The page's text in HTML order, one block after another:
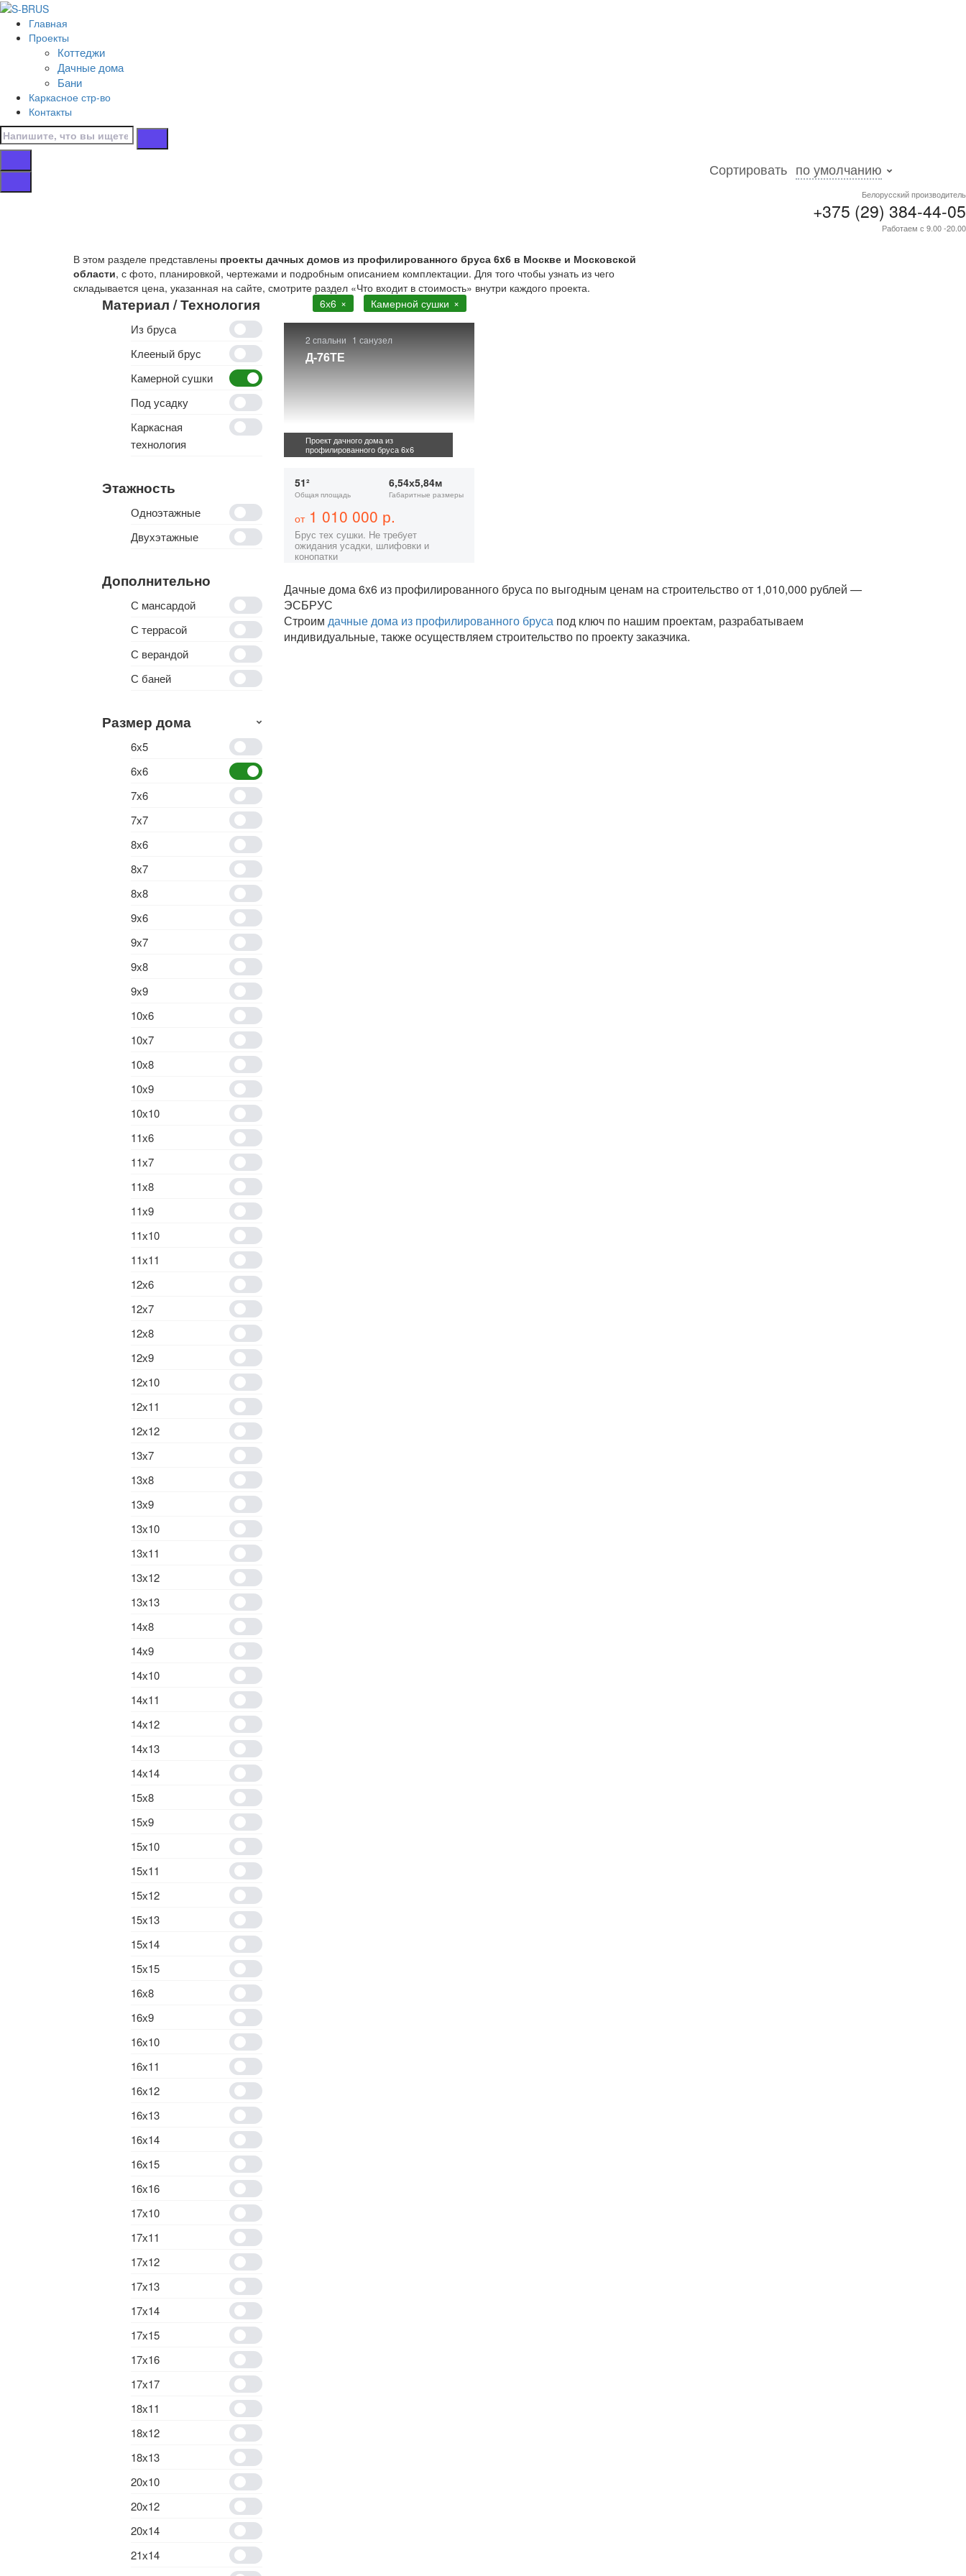
Перейти к контенту
Главная
Проекты
Коттеджи
Дачные дома
Бани
Каркасное стр-во
Контакты
Белорусский производитель
+375 (29) 384-44-05
Работаем с 9.00 -20.00
Дачные дома
/
Из профилированного бруса
/
Сортировать по умолчанию
В этом разделе представлены проекты дачных домов из профилированного бруса 6x6 в Москве и Московской
области, с фото, планировкой, чертежами и подробным описанием комплектации. Для того чтобы узнать из чего
складывается цена, указанная на сайте, смотрите раздел «Что входит в стоимость» внутри каждого проекта.
Материал / Технология
Из бруса
Клееный брус
Камерной сушки
Под усадку
Каркасная
технология
Этажность
Одноэтажные
Двухэтажные
Дополнительно
С мансардой
С террасой
С верандой
С баней
Размер дома
6х5
6х6
7х6
7х7
8х6
8х7
8х8
9x6
9х7
9х8
9х9
10х6
10х7
10х8
10х9
10х10
11х6
11х7
11х8
11х9
11х10
11х11
12х6
12х7
12х8
12х9
12х10
12х11
12х12
13х7
13х8
13х9
13х10
13х11
13х12
13х13
14х8
14х9
14х10
14х11
14х12
14х13
14х14
15х8
15х9
15х10
15х11
15х12
15х13
15х14
15х15
16х8
16х9
16х10
16х11
16х12
16х13
16х14
16х15
16х16
17х10
17х11
17х12
17х13
17х14
17х15
17х16
17х17
18х11
18х12
18х13
20х10
20х12
20х14
21х14
6х6 Камерной сушки
2 спальни 1 санузел
Д-76ТЕ
Проект дачного дома из
профилированного бруса 6x6
51²
Общая площадь
6,54х5,84м
Габаритные размеры
от1 010 000 р.
Брус тех сушки. Не требует
ожидания усадки, шлифовки и
конопатки
Дачные дома 6x6 из профилированного бруса по выгодным ценам на строительство от 1,010,000 рублей —
ЭСБРУС
Строим дачные дома из профилированного брусапод ключ по нашим проектам, разрабатываем
индивидуальные, также осуществляем строительство по проекту заказчика.